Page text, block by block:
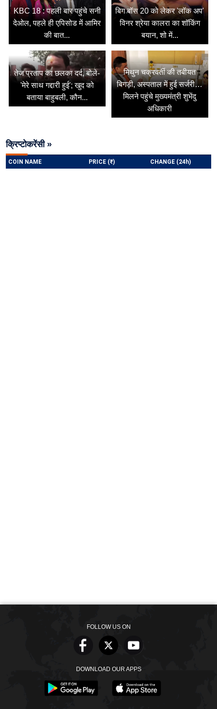
KBC 18 : पहली बार पहुंचे सनी
देओल, पहले ही एपिसोड में आमिर
की बात...
बिग बॉस 20 को लेकर 'लॉक अप'
विनर श्रेया कालरा का शॉकिंग
बयान, शो में...
तेज प्रताप का छलका दर्द, बोले-
'मेरे साथ गद्दारी हुई'; खुद को
बताया बाहुबली, कौन...
मिथुन चक्रवर्ती की तबीयत
बिगड़ी, अस्पताल में हुई सर्जरी…
मिलने पहुंचे मुख्यमंत्री शुभेंदु
अधिकारी
क्रिप्टोकरेंसी »
FOLLOW US ON
DOWNLOAD OUR APPS